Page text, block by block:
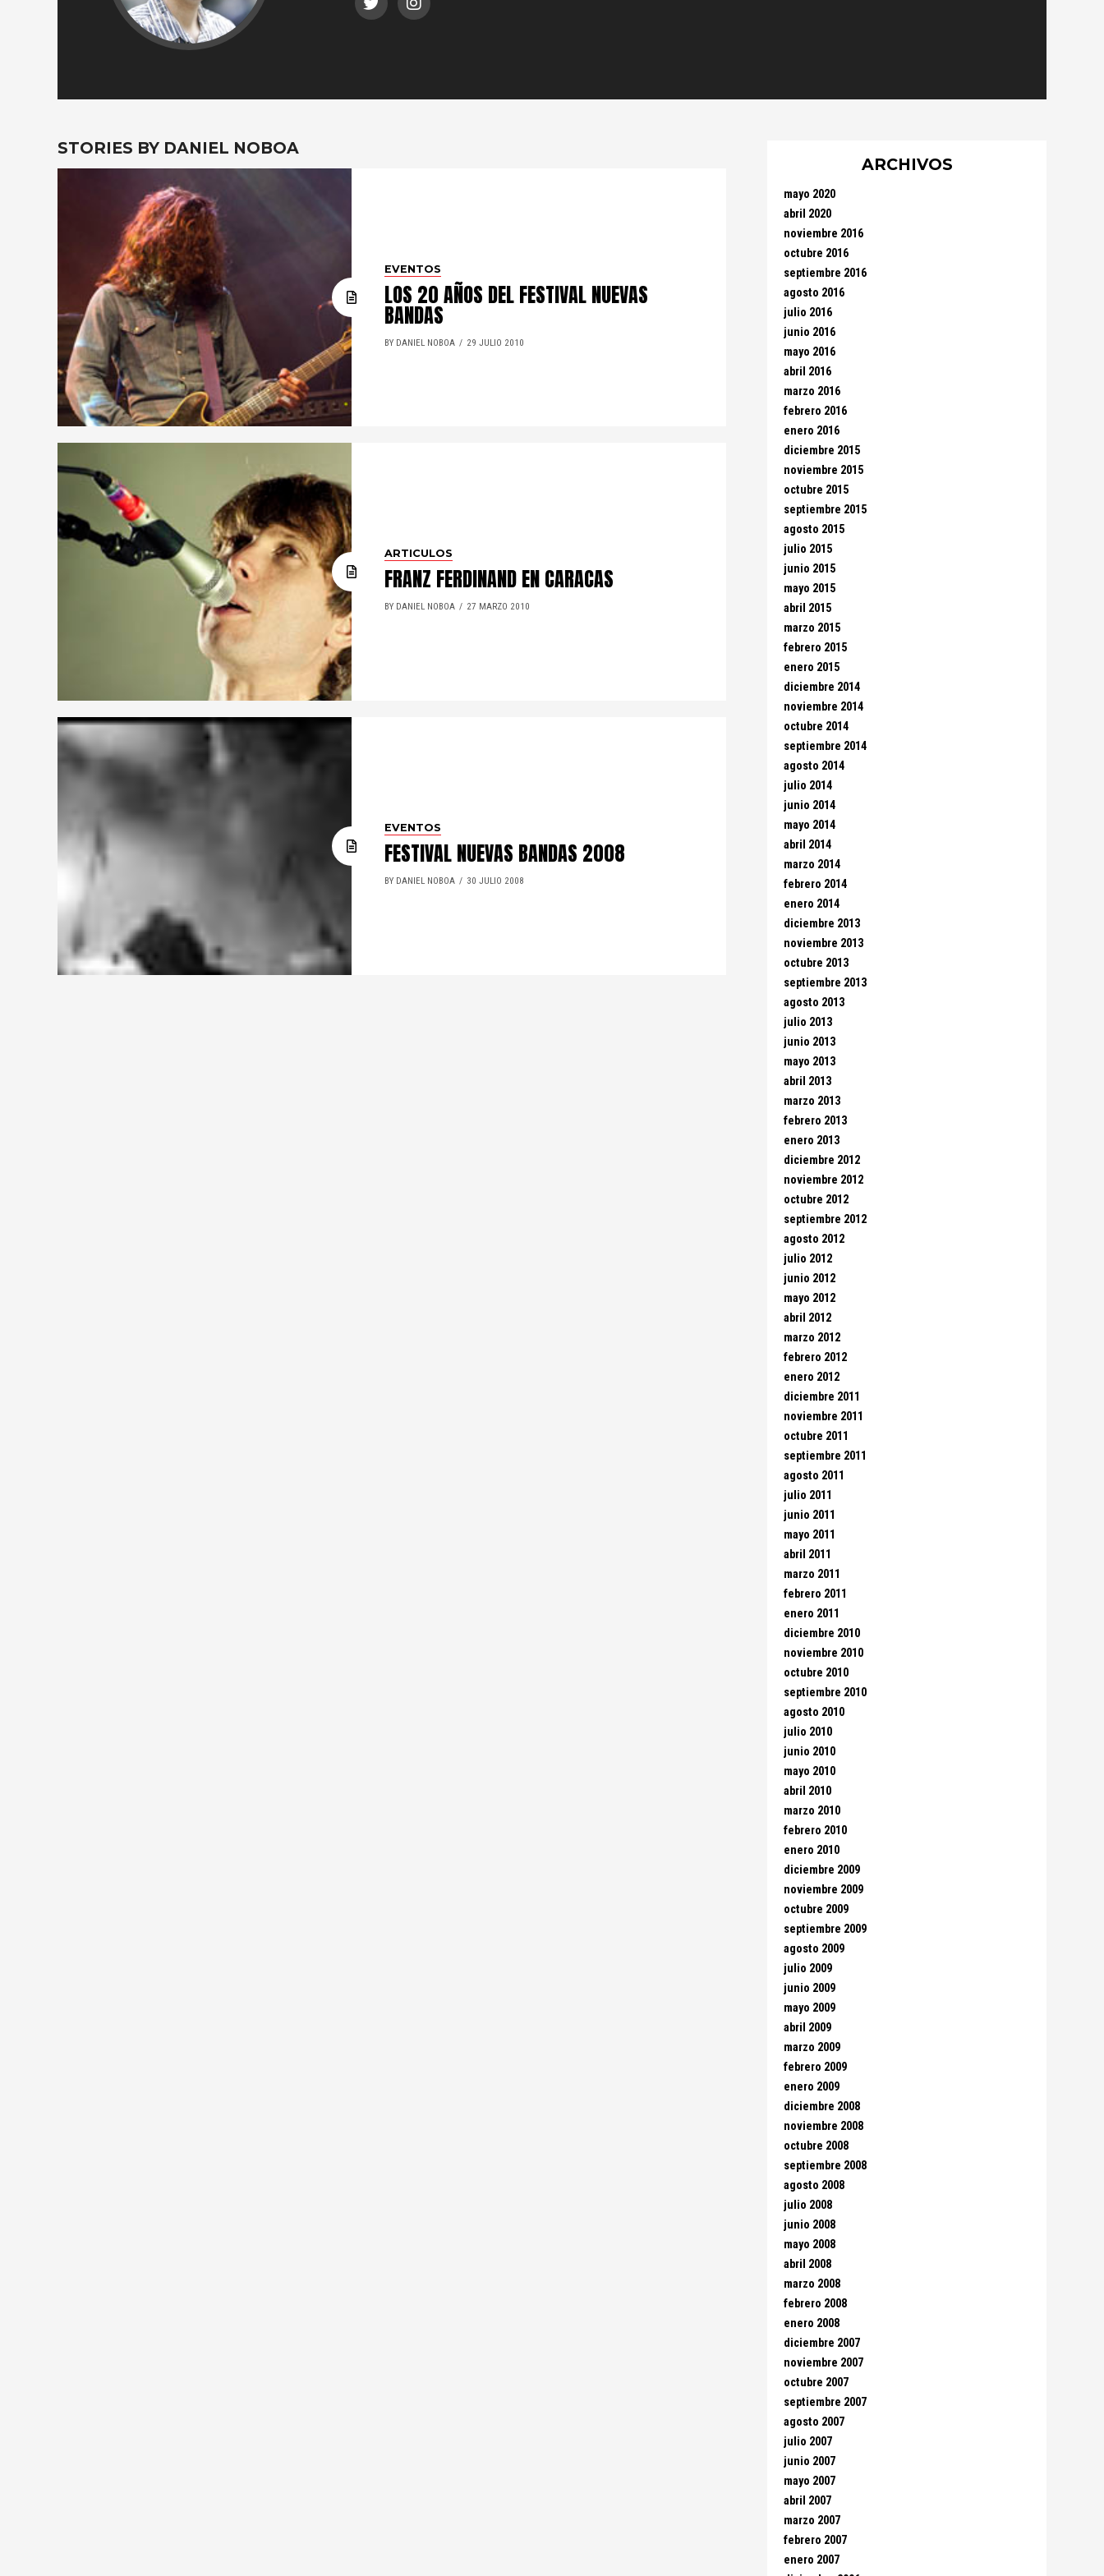
STORIES BY DANIEL NOBOA
EVENTOS
LOS 20 AÑOS DEL FESTIVAL NUEVAS
BANDAS
BY DANIEL NOBOA 29 JULIO 2010
ARTICULOS
FRANZ FERDINAND EN CARACAS
BY DANIEL NOBOA 27 MARZO 2010
EVENTOS
FESTIVAL NUEVAS BANDAS 2008
BY DANIEL NOBOA 30 JULIO 2008
ARCHIVOS
mayo 2020
abril 2020
noviembre 2016
octubre 2016
septiembre 2016
agosto 2016
julio 2016
junio 2016
mayo 2016
abril 2016
marzo 2016
febrero 2016
enero 2016
diciembre 2015
noviembre 2015
octubre 2015
septiembre 2015
agosto 2015
julio 2015
junio 2015
mayo 2015
abril 2015
marzo 2015
febrero 2015
enero 2015
diciembre 2014
noviembre 2014
octubre 2014
septiembre 2014
agosto 2014
julio 2014
junio 2014
mayo 2014
abril 2014
marzo 2014
febrero 2014
enero 2014
diciembre 2013
noviembre 2013
octubre 2013
septiembre 2013
agosto 2013
julio 2013
junio 2013
mayo 2013
abril 2013
marzo 2013
febrero 2013
enero 2013
diciembre 2012
noviembre 2012
octubre 2012
septiembre 2012
agosto 2012
julio 2012
junio 2012
mayo 2012
abril 2012
marzo 2012
febrero 2012
enero 2012
diciembre 2011
noviembre 2011
octubre 2011
septiembre 2011
agosto 2011
julio 2011
junio 2011
mayo 2011
abril 2011
marzo 2011
febrero 2011
enero 2011
diciembre 2010
noviembre 2010
octubre 2010
septiembre 2010
agosto 2010
julio 2010
junio 2010
mayo 2010
abril 2010
marzo 2010
febrero 2010
enero 2010
diciembre 2009
noviembre 2009
octubre 2009
septiembre 2009
agosto 2009
julio 2009
junio 2009
mayo 2009
abril 2009
marzo 2009
febrero 2009
enero 2009
diciembre 2008
noviembre 2008
octubre 2008
septiembre 2008
agosto 2008
julio 2008
junio 2008
mayo 2008
abril 2008
marzo 2008
febrero 2008
enero 2008
diciembre 2007
noviembre 2007
octubre 2007
septiembre 2007
agosto 2007
julio 2007
junio 2007
mayo 2007
abril 2007
marzo 2007
febrero 2007
enero 2007